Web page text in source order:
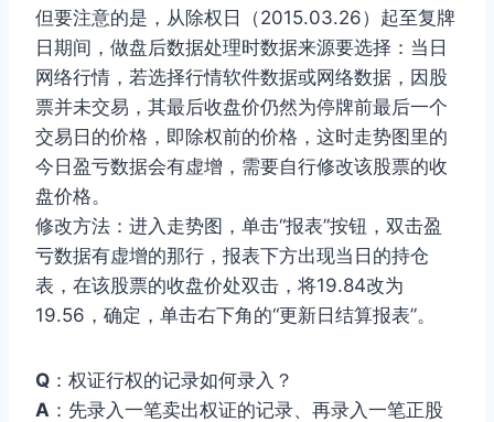
但要注意的是，从除权日（2015.03.26）起至复牌
日期间，做盘后数据处理时数据来源要选择：当日
网络行情，若选择行情软件数据或网络数据，因股
票并未交易，其最后收盘价仍然为停牌前最后一个
交易日的价格，即除权前的价格，这时走势图里的
今日盈亏数据会有虚增，需要自行修改该股票的收
盘价格。
修改方法：进入走势图，单击“报表”按钮，双击盈
亏数据有虚增的那行，报表下方出现当日的持仓
表，在该股票的收盘价处双击，将19.84改为
19.56，确定，单击右下角的“更新日结算报表”。
Q ：权证行权的记录如何录入？
A ：先录入一笔卖出权证的记录、再录入一笔正股